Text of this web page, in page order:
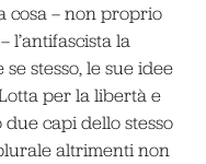
cosa – non proprio
l’antifascista la
stesso, le sue idee
per la libertà e
capi dello stesso
altrimenti non